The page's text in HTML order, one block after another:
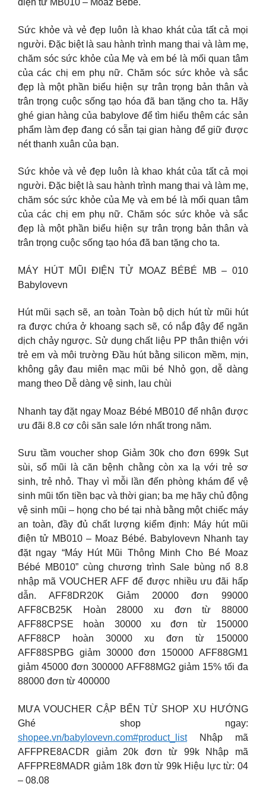
điện tử MB010 – Moaz Bébé.
Sức khỏe và vẻ đẹp luôn là khao khát của tất cả mọi
người. Đặc biệt là sau hành trình mang thai và làm mẹ,
chăm sóc sức khỏe của Mẹ và em bé là mối quan tâm
của các chị em phụ nữ. Chăm sóc sức khỏe và sắc
đẹp là một phần biểu hiện sự trân trọng bản thân và
trân trọng cuộc sống tạo hóa đã ban tặng cho ta. Hãy
ghé gian hàng của babylove để tìm hiểu thêm các sản
phẩm làm đẹp đang có sẵn tại gian hàng để giữ được
nét thanh xuân của bạn.
Sức khỏe và vẻ đẹp luôn là khao khát của tất cả mọi
người. Đặc biệt là sau hành trình mang thai và làm mẹ,
chăm sóc sức khỏe của Mẹ và em bé là mối quan tâm
của các chị em phụ nữ. Chăm sóc sức khỏe và sắc
đẹp là một phần biểu hiện sự trân trọng bản thân và
trân trọng cuộc sống tạo hóa đã ban tặng cho ta.
MÁY HÚT MŨI ĐIỆN TỬ MOAZ BÉBÉ MB – 010
Babylovevn
Hút mũi sạch sẽ, an toàn Toàn bộ dịch hút từ mũi hút
ra được chứa ở khoang sạch sẽ, có nắp đậy để ngăn
dịch chảy ngược. Sử dụng chất liệu PP thân thiện với
trẻ em và môi trường Đầu hút bằng silicon mềm, mịn,
không gây đau miên mạc mũi bé Nhỏ gọn, dễ dàng
mang theo Dễ dàng vệ sinh, lau chùi
Nhanh tay đặt ngay Moaz Bébé MB010 để nhận được
ưu đãi 8.8 cơ côi săn sale lớn nhất trong năm.
Sưu tầm voucher shop Giảm 30k cho đơn 699k Sụt
sùi, sổ mũi là căn bệnh chằng còn xa lạ với trẻ sơ
sinh, trẻ nhỏ. Thay vì mỗi lần đến phòng khám để vệ
sinh mũi tốn tiền bạc và thời gian; ba mẹ hãy chủ động
vệ sinh mũi – họng cho bé tại nhà bằng một chiếc máy
an toàn, đầy đủ chất lượng kiểm định: Máy hút mũi
điện tử MB010 – Moaz Bébé. Babylovevn Nhanh tay
đặt ngay “Máy Hút Mũi Thông Minh Cho Bé Moaz
Bébé MB010” cùng chương trình Sale bùng nổ 8.8
nhập mã VOUCHER AFF để được nhiều ưu đãi hấp
dẫn. AFF8DR20K Giảm 20000 đơn 99000
AFF8CB25K Hoàn 28000 xu đơn từ 88000
AFF88CPSE hoàn 30000 xu đơn từ 150000
AFF88CP hoàn 30000 xu đơn từ 150000
AFF88SPBG giảm 30000 đơn 150000 AFF88GM1
giảm 45000 đơn 300000 AFF88MG2 giảm 15% tối đa
88000 đơn từ 400000
MƯA VOUCHER CẬP BẾN TỪ SHOP XU HƯỚNG
Ghé shop ngay:
shopee.vn/babylovevn.com#product_listNhập mã
AFFPRE8ACDR giảm 20k đơn từ 99k Nhập mã
AFFPRE8MADR giảm 18k đơn từ 99k Hiệu lực từ: 04
– 08.08